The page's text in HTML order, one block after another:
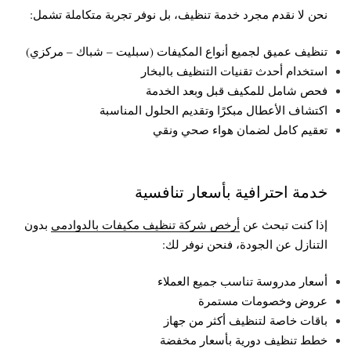
نحن لا نقدم مجرد خدمة تنظيف، بل نوفر تجربة متكاملة تشمل:
تنظيف عميق لجميع أنواع المكيفات (سبليت – شباك – مركزي)
استخدام أحدث تقنيات التنظيف بالبخار
فحص شامل للمكيف قبل وبعد الخدمة
اكتشاف الأعطال مبكرًا وتقديم الحلول المناسبة
تعقيم كامل لضمان هواء صحي ونقي
خدمة احترافية بأسعار تنافسية
إذا كنت تبحث عن أرخص شركة تنظيف مكيفات بالدوادمي بدون
التنازل عن الجودة، فنحن نوفر لك:
أسعار مدروسة تناسب جميع العملاء
عروض وخصومات مستمرة
باقات خاصة لتنظيف أكثر من جهاز
خطط تنظيف دورية بأسعار مخفضة